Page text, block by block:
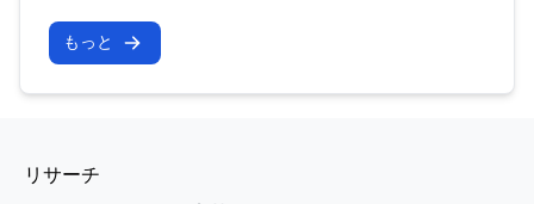
もっと
リサーチ